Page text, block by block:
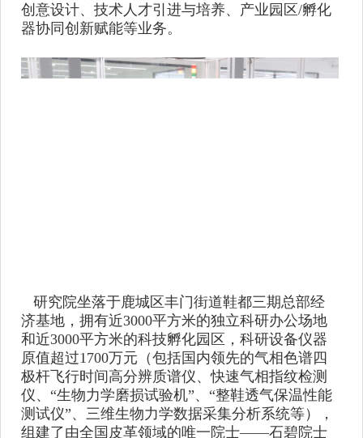
创意设计、技术人才引进与培养、产业园区/孵化
器协同创新赋能等业务。
研究院坐落于鹿城区丰门街道鞋都三期总部经
济基地，拥有近3000平方米的独立科研办公场地
和近3000平方米的科技孵化园区，科研设备仪器
原值超过1700万元（包括国内领先的气相色谱四
极杆飞行时间高分辨质谱仪、快速气相指纹检测
仪、“生物力学磨损试验机”、“整鞋透气保温性能
测试仪”、三维生物力学数据采集分析系统等），
组建了由全国皮革领域的唯一院士——石碧院士